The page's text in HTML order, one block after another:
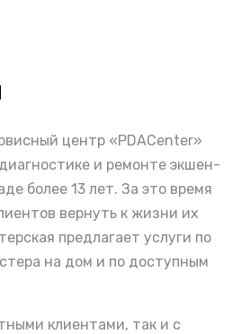
центр «PDACenter»
и ремонте экшен-
более 13 лет. За это время
вернуть к жизни их
предлагает услуги по
на дом и по доступным
клиентами, так и с